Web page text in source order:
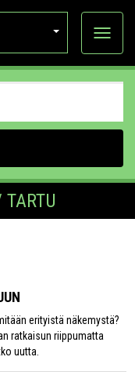
Näytä
erityistä näkemystä?
ratkaisun riippumatta
uutta.